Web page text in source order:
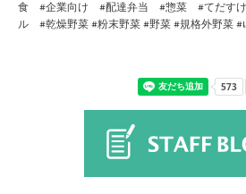
食 #企業向け #配達弁当 #惣菜 #てだすけ
ル #乾燥野菜 #粉末野菜 #野菜 #規格外野菜 #